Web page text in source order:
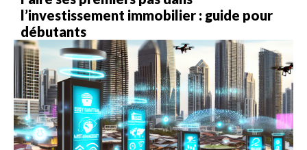
l’investissement immobilier : guide pour
débutants